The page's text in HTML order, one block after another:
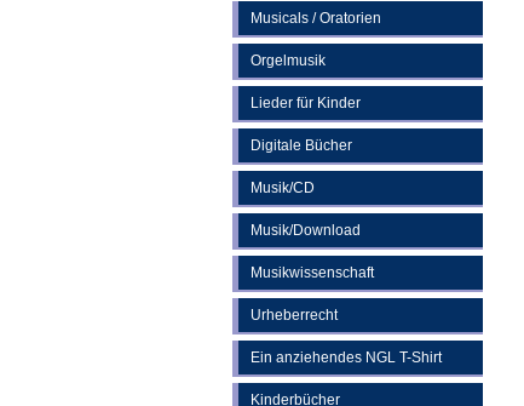
Musicals / Oratorien
Orgelmusik
Lieder für Kinder
Digitale Bücher
Musik/CD
Musik/Download
Musikwissenschaft
Urheberrecht
Ein anziehendes NGL T-Shirt
Kinderbücher